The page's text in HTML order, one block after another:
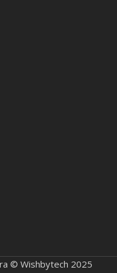
© Wishbytech 2025